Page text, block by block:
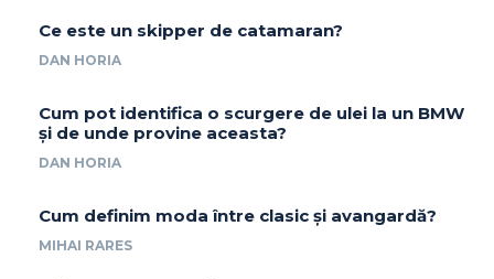
Ce este un skipper de catamaran?
DAN HORIA
Cum pot identifica o scurgere de ulei la un BMW
și de unde provine aceasta?
DAN HORIA
Cum definim moda între clasic și avangardă?
MIHAI RARES